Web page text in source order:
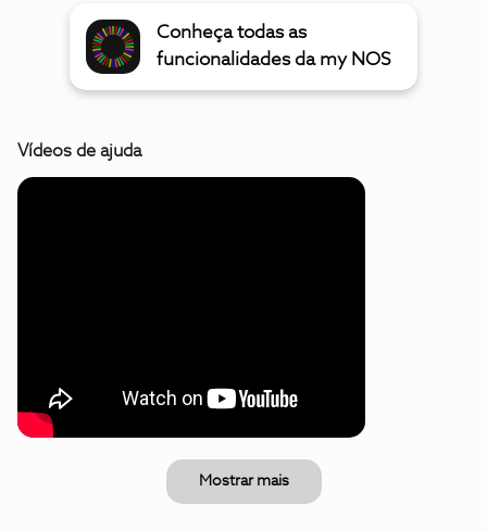
Conheça todas as
funcionalidades da my NOS
Vídeos de ajuda
Mostrar mais